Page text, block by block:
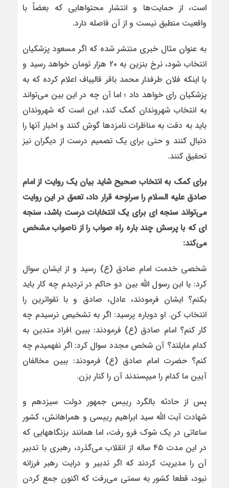
است، از حمایت‌ها و انتشار محتواهایی که بعضاً با
واقعیت منطبق نیست و از آن فاصله دارد.
به عنوان مثال خبری منتشر شده که اگر مسعود پزشکیان
انتخاب شود، نرخ بنزین به ۲۰ هزار تومان خواهد رسید و
یا اینکه فلان طرفدار محمد باقر قالیباف اعلام کرده که به
پزشکیان رای خواهد داد ؛ اما آن چه در این بین می‌تواند
به انتخاب شهروندان کمک کند، این است که شهروندان
باید به دقت به مناظرات نامزدها گوش کنند و اخبار آنها را
دنبال کنند و حتی برای یک تصمیم درست از دیگران نیز
تحقیق کنند.
برای کمک به انتخاب صحیح شاید بیان یک روایت از امام
صادق علیه السلام را سرلوحه قرار داد، تعمق در این روایت
می‌تواند سنجه ای برای یک انتخابات درست باشد، سنجه
ای که با پرسش چند باره راه صواب را از ناصواب مشخص
می‌کند:
شخصی خدمت امام صادق (ع) رسید و از ایشان سوال
کرد: یا ابن رسول الله بین دو حاکم در تردیدم چه کار باید
بکنم؟ ایشان فرمودند، عادل، صادق و با تقواترین را
انتخاب کن. او دوباره پرسید: اگر به تشخیص نرسیدم چه
کار کنم؟ امام صادق (ع) فرمودند: ببین افراد متدین به
کدام مایلند؟ آن شخص مجدد سوال کرد: اگر نفهمیدم چه
کنم؟ حضرت امام صادق (ع) فرمودند: ببین مخالفان
آیین ما کدام را میپسندند آن را کنار بزن.
پس از حادثه بالگرد رییس جمهور دولت سیزدهم و
شهادت آیت الله سید ابراهیم رییسی و همراهانش، کشور
ساعاتی در یک شوک فرو رفت، اما همانند بزنگاههایی که
در این مدت ۴۵ ساله از انقلاب می‌گذرد، رهبری با تدبیر
آن را مدیریت کردند که اگر تدبیر و درایت رهبر فرزانه
نبود، قطعا کشور به سمتی می‌رفت که اکنون جمع کردن